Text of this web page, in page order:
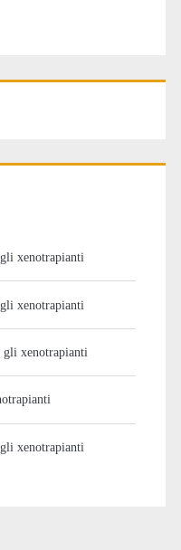
xenotrapianti
xenotrapianti
gli xenotrapianti
xenotrapianti